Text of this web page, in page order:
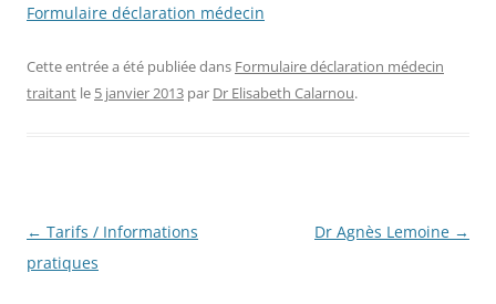
Formulaire déclaration médecin
Cette entrée a été publiée dans Formulaire déclaration médecin
traitant le 5 janvier 2013 par Dr Elisabeth Calarnou.
Navigation
des
← Tarifs / Informations
pratiques
Dr Agnès Lemoine →